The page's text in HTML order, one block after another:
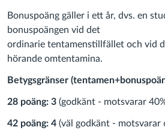
Bonuspoäng gäller i ett år, dvs. en
bonuspoängen vid det
ordinarie tentamenstillfället och vid
hörande omtentamina.
Betygsgränser
28 poäng: 3 (godkänt - motsvarar
42 poäng: 4 (väl godkänt - motsvarar